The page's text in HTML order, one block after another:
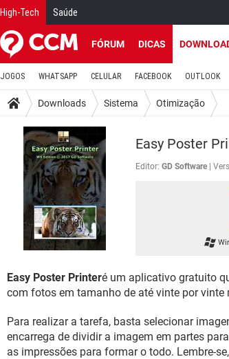
High-Tech Saúde
FÓRUM DICAS
JOGOS WHATSAPP CELULAR FACEBOOK OUTLOOK
Downloads Sistema Otimização
Easy Poster
Editor: GD Software
Easy Poster Printeré um aplicativo gratuito
com fotos em tamanho de até vinte por
Para realizar a tarefa, basta selecionar
encarrega de dividir a imagem em partes
as impressões para formar o todo. Lembre-